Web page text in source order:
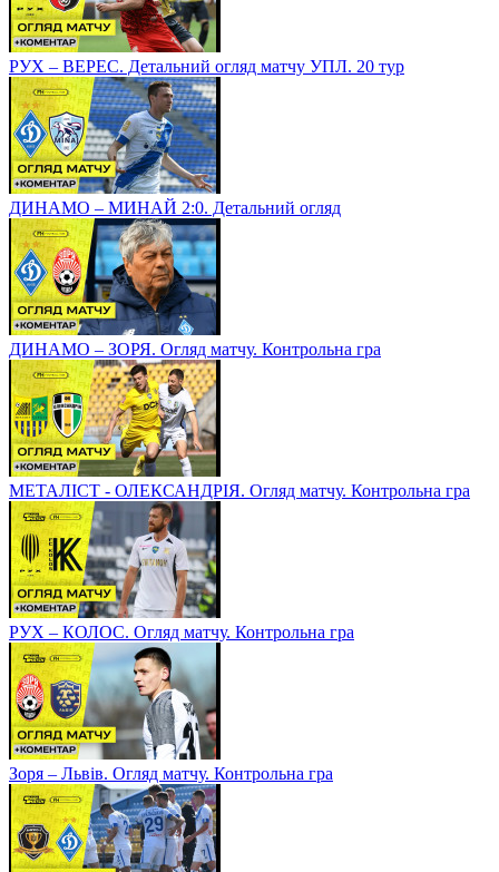
РУХ – ВЕРЕС. Детальний огляд матчу УПЛ. 20 тур
ДИНАМО – МИНАЙ 2:0. Детальний огляд
ДИНАМО – ЗОРЯ. Огляд матчу. Контрольна гра
МЕТАЛІСТ - ОЛЕКСАНДРІЯ. Огляд матчу. Контрольна гра
РУХ – КОЛОС. Огляд матчу. Контрольна гра
Зоря – Львів. Огляд матчу. Контрольна гра